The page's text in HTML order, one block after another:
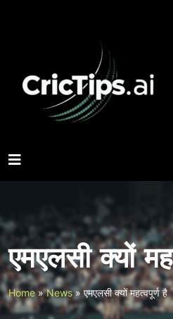
एमएलसी क्यों
Home»News» एमएलसी क्यों महत्वपूर्ण है